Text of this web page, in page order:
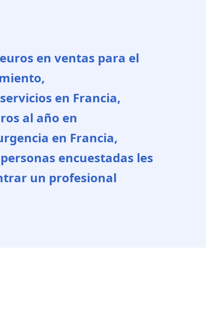
en ventas para el
en Francia,
al año en
en Francia,
encuestadas les
un profesional